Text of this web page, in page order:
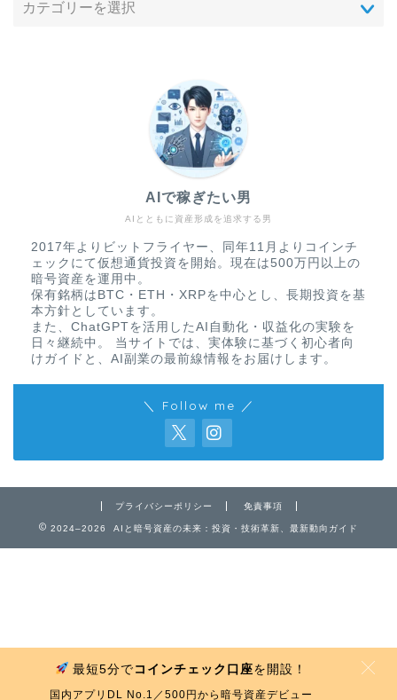
AIとともに資産形成を追求する男
AIで稼ぎたい男
2017年よりビットフライヤー、同年11月よりコインチ
ェックにて仮想通貨投資を開始。現在は500万円以上の
暗号資産を運用中。
保有銘柄はBTC・ETH・XRPを中心とし、長期投資を基
本方針としています。
また、ChatGPTを活用したAI自動化・収益化の実験を
日々継続中。 当サイトでは、実体験に基づく初心者向
けガイドと、AI副業の最前線情報をお届けします。
＼ Follow me ／
プライバシーポリシー 免責事項
2024–2026 AIと暗号資産の未来：投資・技術革新、最新動向ガイド
免責事項
最短5分でコインチェック口座を開設！
国内アプリDL No.1／500円から暗号資産デビュー